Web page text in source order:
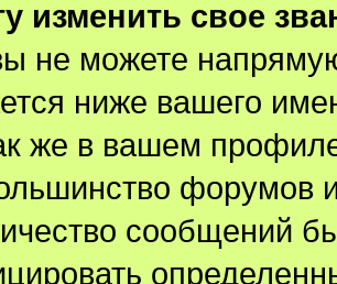
изменить свое
не можете
ниже вашего
же в вашем
форумов
сообщений